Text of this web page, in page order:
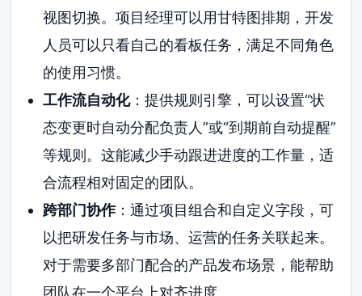
视图切换。项目经理可以用甘特图排期，开发
人员可以只看自己的看板任务，满足不同角色
的使用习惯。
工作流自动化：提供规则引擎，可以设置“状
态变更时自动分配负责人”或“到期前自动提醒”
等规则。这能减少手动跟进进度的工作量，适
合流程相对固定的团队。
跨部门协作：通过项目组合和自定义字段，可
以把研发任务与市场、运营的任务关联起来。
对于需要多部门配合的产品发布场景，能帮助